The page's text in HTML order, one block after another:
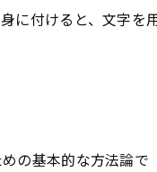
に付けると、文字を
の基本的な方法論で